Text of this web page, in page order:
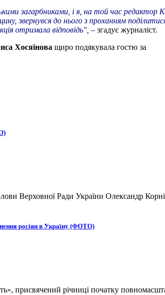
загарбниками, і я, на той час редактор
звернувся до нього з проханням
отримала відповідь", – згадує журналіст.
Хосяінова щиро подякувала гостю за
Верховної Ради України Олександр
росіян в Україну (ФОТО)
присвячений річниці початку